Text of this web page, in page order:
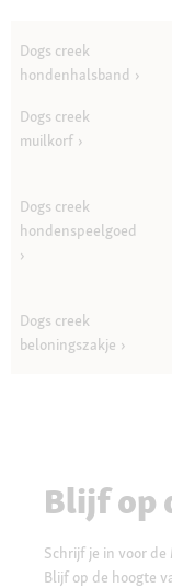
Dogs creek
hondenhalsband
Dogs creek
muilkorf
Dogs creek
hondenspeelgoed
Dogs creek
beloningszakje
Blijf op
Schrijf je in voor
Blijf op de hoogte